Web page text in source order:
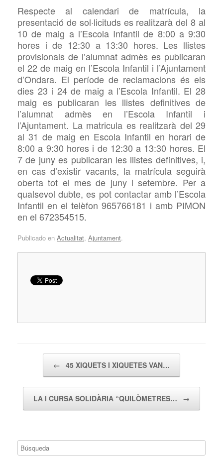
Respecte al calendari de matrícula, la
presentació de sol·licituds es realitzarà del 8 al
10 de maig a l’Escola Infantilde 8:00 a 9:30
hores i de 12:30 a 13:30 hores. Les llistes
provisionals de l’alumnat admès es publicaran
el 22 de maig en l’Escola Infantil i l’Ajuntament
d’Ondara. El període de reclamacions és els
dies 23 i 24 de maig a l’Escola Infantil. El 28
maig es publicaran les llistes definitives de
l’alumnat admès en l’Escola Infantil i
l’Ajuntament. La matricula es realitzarà del 29
al 31 de maig en Escola Infantil en horari de
8:00 a 9:30 hores i de 12:30 a 13:30 hores. El
7 de juny es publicaran les llistes definitives, i,
en cas d’existir vacants, la matrícula seguirà
oberta tot el mes de juny i setembre. Per a
qualsevol dubte, es pot contactar amb l’Escola
Infantil en el telèfon 965766181 i amb PIMON
en el 672354515.
Publicado en Actualitat, Ajuntament.
← 45 XIQUETS I XIQUETES VAN…
LA I CURSA SOLIDÀRIA “QUILÒMETRES… →